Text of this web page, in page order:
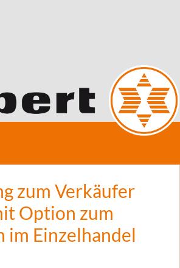
zum Verkäufer
Option zum
im Einzelhandel